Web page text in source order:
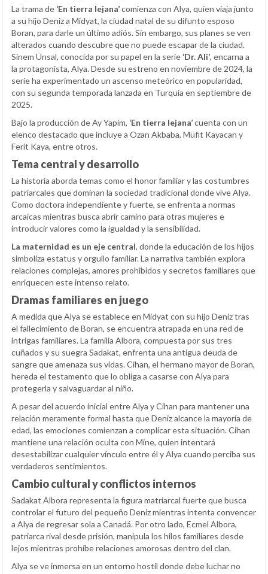
La trama de ‘En tierra lejana’comienza con Alya, quien viaja junto
a su hijo Deniz a Midyat, la ciudad natal de su difunto esposo
Boran, para darle un último adiós. Sin embargo, sus planes se ven
alterados cuando descubre que no puede escapar de la ciudad.
Sinem Ünsal, conocida por su papel en la serie ‘Dr. Ali’, encarna a
la protagonista, Alya. Desde su estreno en noviembre de 2024, la
serie ha experimentado un ascenso meteórico en popularidad,
con su segunda temporada lanzada en Turquía en septiembre de
2025.
Bajo la producción de Ay Yapim, ‘En tierra lejana’cuenta con un
elenco destacado que incluye a Ozan Akbaba, Müfit Kayacan y
Ferit Kaya, entre otros.
Tema central y desarrollo
La historia aborda temas como el honor familiar y las costumbres
patriarcales que dominan la sociedad tradicional donde vive Alya.
Como doctora independiente y fuerte, se enfrenta a normas
arcaicas mientras busca abrir camino para otras mujeres e
introducir valores como la igualdad y la sensibilidad.
La maternidad es un eje central, donde la educación de los hijos
simboliza estatus y orgullo familiar. La narrativa también explora
relaciones complejas, amores prohibidos y secretos familiares que
enriquecen este intenso relato.
Dramas familiares en juego
A medida que Alya se establece en Midyat con su hijo Deniz tras
el fallecimiento de Boran, se encuentra atrapada en una red de
intrigas familiares. La familia Albora, compuesta por sus tres
cuñados y su suegra Sadakat, enfrenta una antigua deuda de
sangre que amenaza sus vidas. Cihan, el hermano mayor de Boran,
hereda el testamento que lo obliga a casarse con Alya para
protegerla y salvaguardar al niño.
A pesar del acuerdo inicial entre Alya y Cihan para mantener una
relación meramente formal hasta que Deniz alcance la mayoría de
edad, las emociones comienzan a complicar esta situación. Cihan
mantiene una relación oculta con Mine, quien intentará
desestabilizar cualquier vínculo entre él y Alya cuando perciba sus
verdaderos sentimientos.
Cambio cultural y conflictos internos
Sadakat Albora representa la figura matriarcal fuerte que busca
controlar el futuro del pequeño Deniz mientras intenta convencer
a Alya de regresar sola a Canadá. Por otro lado, Ecmel Albora,
patriarca rival desde prisión, manipula los hilos familiares desde
lejos mientras prohíbe relaciones amorosas dentro del clan.
Alya se ve inmersa en un entorno hostil donde debe luchar no